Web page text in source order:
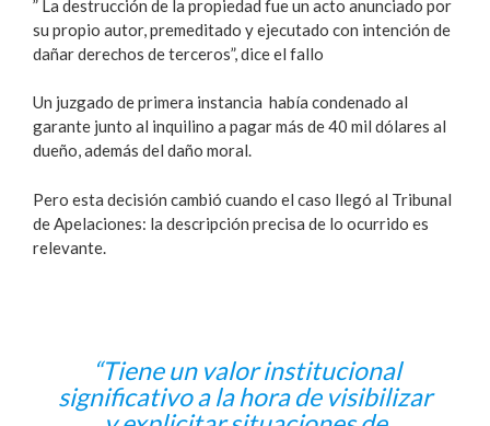
” La destrucción de la propiedad fue un acto anunciado por
su propio autor, premeditado y ejecutado con intención de
dañar derechos de terceros”, dice el fallo
Un juzgado de primera instancia había condenado al
garante junto al inquilino a pagar más de 40 mil dólares al
dueño, además del daño moral.
Pero esta decisión cambió cuando el caso llegó al Tribunal
de Apelaciones: la descripción precisa de lo ocurrido es
relevante.
“Tiene un valor institucional
significativo a la hora de visibilizar